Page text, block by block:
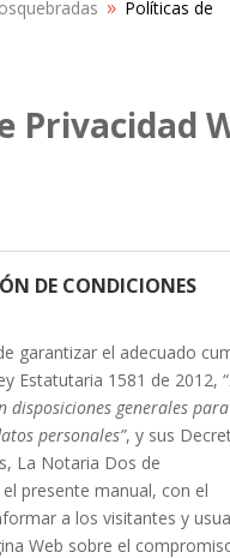
9 Políticas de
Privacidad
DE CONDICIONES
garantizar el adecuado
Estatutaria 1581 de 2012, “
disposiciones generales
personales”, y sus
La Notaria Dos de
presente manual, con el
a los visitantes y
Web sobre el